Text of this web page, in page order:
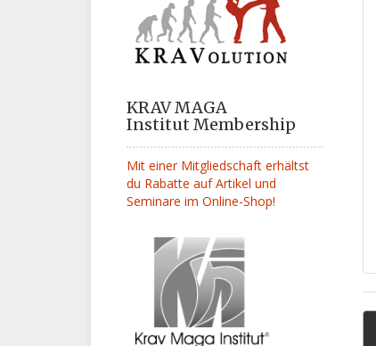
KRAV MAGA
Institut Membership
Mit einer Mitgliedschaft erhältst
du Rabatte auf Artikel und
Seminare im Online-Shop!